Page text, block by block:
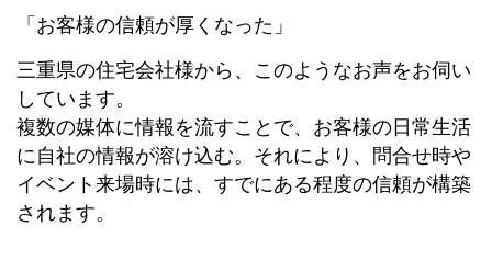
「お客様の信頼が厚くなった」
三重県の住宅会社様から、このようなお声をお伺い
しています。
複数の媒体に情報を流すことで、お客様の日常生活
に自社の情報が溶け込む。それにより、問合せ時や
イベント来場時には、すでにある程度の信頼が構築
されます。